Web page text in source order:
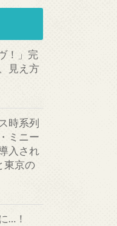
！」完
見え方
時系列
ミニー
入され
東京の
…！